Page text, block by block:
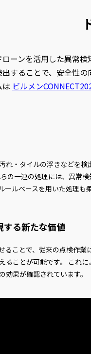
ーンを活用した異常
することで、安全性の
は ビルメン
れ・タイルの浮きなどを
の一連の処理には、異常
ルベースを用いた処理
する新たな価値
ることで、従来の点検作
ることが可能です。 これ
果が確認されています。